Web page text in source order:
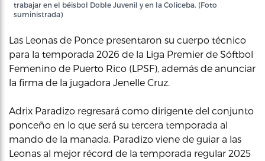
trabajar en el béisbol Doble Juvenil y en la Coliceba. (Foto
suministrada)
Las Leonas de Ponce presentaron su cuerpo técnico
para la temporada 2026 de la Liga Premier de Sóftbol
Femenino de Puerto Rico (LPSF), además de anunciar
la firma de la jugadora Jenelle Cruz.
Adrix Paradizo regresará como dirigente del conjunto
ponceño en lo que será su tercera temporada al
mando de la manada. Paradizo viene de guiar a las
Leonas al mejor récord de la temporada regular 2025